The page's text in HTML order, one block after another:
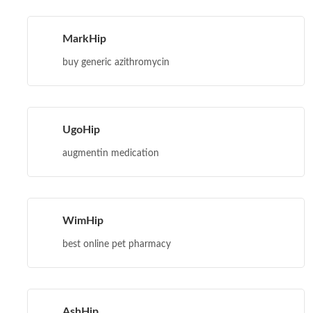
MarkHip
buy generic azithromycin
UgoHip
augmentin medication
WimHip
best online pet pharmacy